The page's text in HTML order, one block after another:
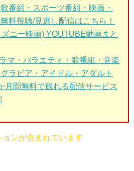
番組・スポーツ番組・映画・
料視聴/見逃し配信はこちら！
ズニー映画)YOUTUBE動画まと
マ・バラエティ・歌番組・音楽
ラビア・アイドル・アダルト
月間無料で観れる配信サービス
ンが含まれています